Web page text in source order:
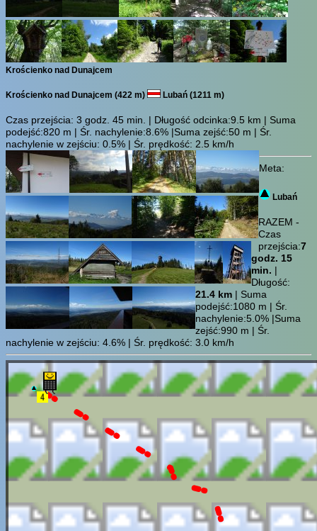
Krościenko nad Dunajcem
Krościenko nad Dunajcem (422 m) Lubań (1211 m)
Czas przejścia: 3 godz. 45 min. | Długość odcinka:9.5 km | Suma
podejść:820 m | Śr. nachylenie:8.6% |Suma zejść:50 m | Śr.
nachylenie w zejściu: 0.5% | Śr. prędkość: 2.5 km/h
Meta:
Lubań
RAZEM -
Czas
przejścia:7
godz. 15
min. |
Długość:
21.4 km | Suma
podejść:1080 m | Śr.
nachylenie:5.0% |Suma
zejść:990 m | Śr.
nachylenie w zejściu: 4.6% | Śr. prędkość: 3.0 km/h